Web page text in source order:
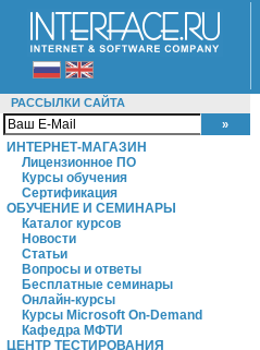
РАССЫЛКИ САЙТА
ИНТЕРНЕТ-МАГАЗИН
Лицензионное ПО
Курсы обучения
Сертификация
ОБУЧЕНИЕ И СЕМИНАРЫ
Каталог курсов
Новости
Статьи
Вопросы и ответы
Бесплатные семинары
Онлайн-курсы
Курсы Microsoft On-Demand
Кафедра МФТИ
ЦЕНТР ТЕСТИРОВАНИЯ